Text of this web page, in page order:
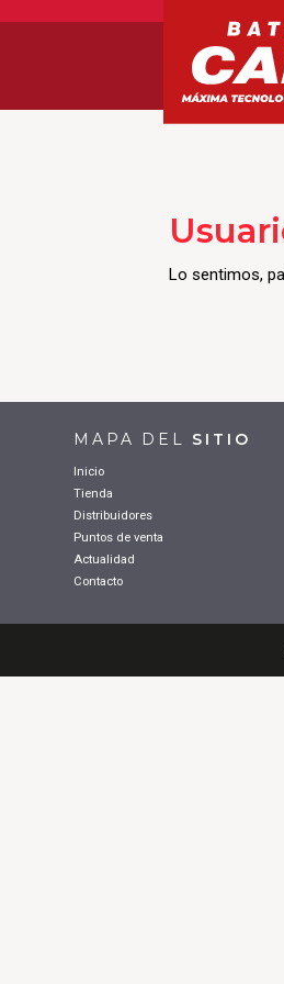
Lo sentimos,
MAPA DEL SITIO
Inicio
Tienda
Distribuidores
Puntos de venta
Actualidad
Contacto